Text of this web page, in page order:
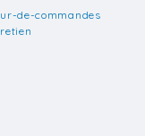
de-commandes